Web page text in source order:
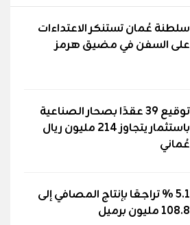
سلطنة عُمان تستنكر الاعتداءات
على السفن في مضيق هرمز
توقيع 39 عقدًا بصحار الصناعية
باستثمار يتجاوز 214 مليون ريال
عُماني
5.1 % تراجعًا بإنتاج المصافي إلى
108.8 مليون برميل